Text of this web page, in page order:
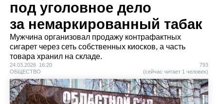
под уголовное дело
за немаркированный табак
Мужчина организовал продажу контрафактных
сигарет через сеть собственных киосков, а часть
товара хранил на складе.
24.03.2026 16:20
ОБЩЕСТВО
793
(сейчас читает 1 человек)